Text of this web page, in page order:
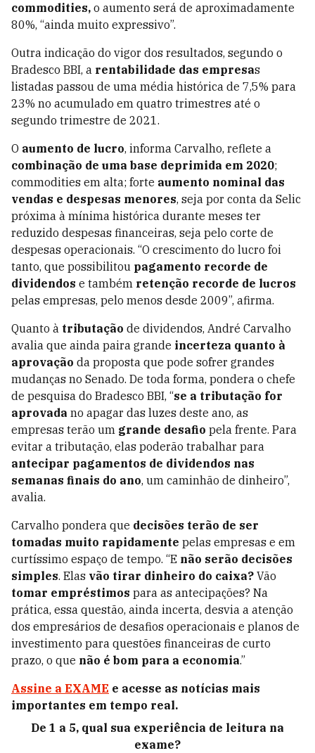
commodities, o aumento será de aproximadamente
80%, “ainda muito expressivo”.
Outra indicação do vigor dos resultados, segundo o
Bradesco BBI, a rentabilidade das empresas
listadas passou de uma média histórica de 7,5% para
23% no acumulado em quatro trimestres até o
segundo trimestre de 2021.
O aumento de lucro, informa Carvalho, reflete a
combinação de uma base deprimida em 2020;
commodities em alta; forte aumento nominal das
vendas e despesas menores, seja por conta da Selic
próxima à mínima histórica durante meses ter
reduzido despesas financeiras, seja pelo corte de
despesas operacionais. “O crescimento do lucro foi
tanto, que possibilitou pagamento recorde de
dividendos e também retenção recorde de lucros
pelas empresas, pelo menos desde 2009”, afirma.
Quanto à tributação de dividendos, André Carvalho
avalia que ainda paira grande incerteza quanto à
aprovação da proposta que pode sofrer grandes
mudanças no Senado. De toda forma, pondera o chefe
de pesquisa do Bradesco BBI, “se a tributação for
aprovada no apagar das luzes deste ano, as
empresas terão um grande desafio pela frente. Para
evitar a tributação, elas poderão trabalhar para
antecipar pagamentos de dividendos nas
semanas finais do ano, um caminhão de dinheiro”,
avalia.
Carvalho pondera que decisões terão de ser
tomadas muito rapidamente pelas empresas e em
curtíssimo espaço de tempo. “E não serão decisões
simples. Elas vão tirar dinheiro do caixa? Vão
tomar empréstimos para as antecipações? Na
prática, essa questão, ainda incerta, desvia a atenção
dos empresários de desafios operacionais e planos de
investimento para questões financeiras de curto
prazo, o que não é bom para a economia.”
Assine a EXAME e acesse as notícias mais
importantes em tempo real.
De 1 a 5, qual sua experiência de leitura na
exame?